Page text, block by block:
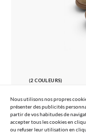
(2 COULEURS)
Nous utilisons nos propres
présenter des publicités
partir de vos habitudes de
accepter tous les cookies en
ou refuser leur utilisation en